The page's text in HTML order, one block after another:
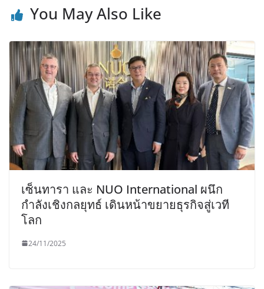
You May Also Like
เซ็นทารา และ NUO International ผนึก
กำลังเชิงกลยุทธ์ เดินหน้าขยายธุรกิจสู่เวที
โลก
24/11/2025